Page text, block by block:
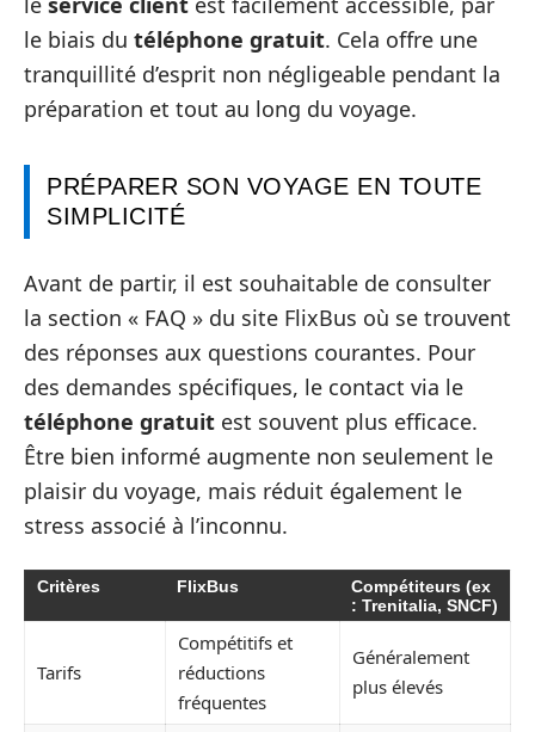
le biais du téléphone gratuit. Cela offre une
tranquillité d’esprit non négligeable pendant la
préparation et tout au long du voyage.
PRÉPARER SON VOYAGE EN TOUTE
SIMPLICITÉ
Avant de partir, il est souhaitable de consulter
la section « FAQ » du site FlixBus où se trouvent
des réponses aux questions courantes. Pour
des demandes spécifiques, le contact via le
téléphone gratuit est souvent plus efficace.
Être bien informé augmente non seulement le
plaisir du voyage, mais réduit également le
stress associé à l’inconnu.
Critères FlixBus
Compétiteurs (ex
: Trenitalia, SNCF)
Tarifs
Compétitifs et
réductions
fréquentes
Généralement
plus élevés